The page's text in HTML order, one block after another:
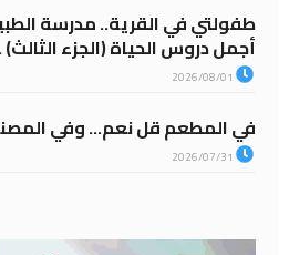
طفولتي في القرية.. مدرسة
أجمل دروس الحياة (الجزء الثالث)
في المطعم قل نعم… وفي